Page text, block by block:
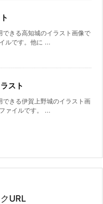
できる高知城のイラスト画像で
ルです。他に ...
スト
できる伊賀上野城のイラスト画
ァイルです。 ...
URL